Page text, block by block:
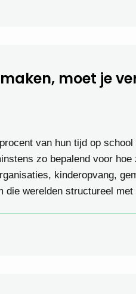
moet je
van hun tijd op
zo bepalend voor
kinderopvang,
die werelden structureel